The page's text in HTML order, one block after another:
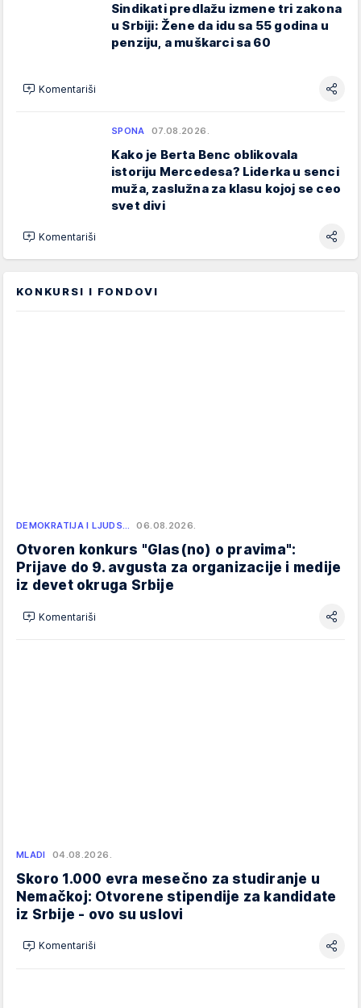
Sindikati predlažu izmene tri zakona
u Srbiji: Žene da idu sa 55 godina u
penziju, a muškarci sa 60
Komentariši
SPONA 07.08.2026.
Kako je Berta Benc oblikovala
istoriju Mercedesa? Liderka u senci
muža, zaslužna za klasu kojoj se ceo
svet divi
Komentariši
KONKURSI I FONDOVI
DEMOKRATIJA I LJUDS… 06.08.2026.
Otvoren konkurs "Glas(no) o pravima":
Prijave do 9. avgusta za organizacije i medije
iz devet okruga Srbije
Komentariši
MLADI 04.08.2026.
Skoro 1.000 evra mesečno za studiranje u
Nemačkoj: Otvorene stipendije za kandidate
iz Srbije - ovo su uslovi
Komentariši